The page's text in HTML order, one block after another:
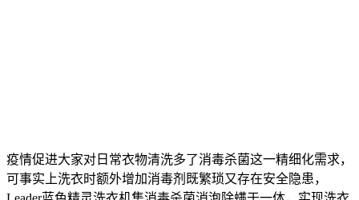
疫情促进大家对日常衣物清洗多了消毒杀菌这一精细化需求，
可事实上洗衣时额外增加消毒剂既繁琐又存在安全隐患，